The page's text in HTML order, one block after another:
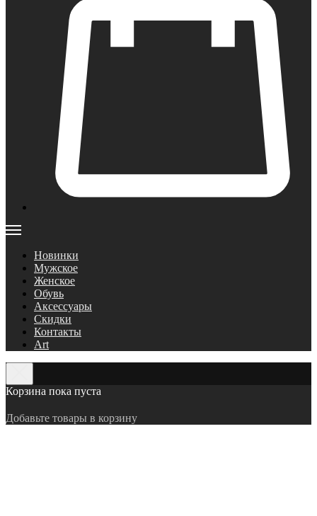
Новинки
Мужское
Женское
Обувь
Аксессуары
Скидки
Контакты
Art
Корзина пока пуста
Добавьте товары в корзину